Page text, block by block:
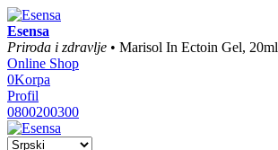
Esensa
Priroda i zdravlje • Marisol In Ectoin Gel, 20ml
Online Shop
0Korpa
Profil
0800200300